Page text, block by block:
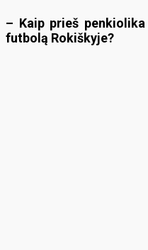
– Kaip prieš
futbolą Rokiškyje?